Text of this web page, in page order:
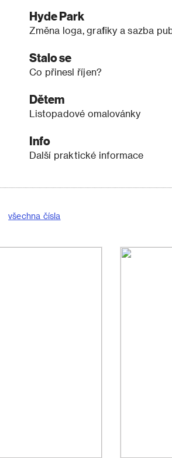
Hyde Park
Změna loga, grafiky a sazba
Stalo se
Co přinesl říjen?
Dětem
Listopadové omalovánky
Info
Další praktické informace
všechna čísla